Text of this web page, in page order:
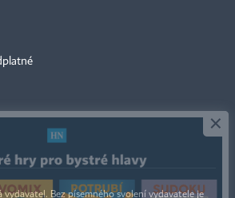
vydavatel. Bez písemného svolení vydavatele je